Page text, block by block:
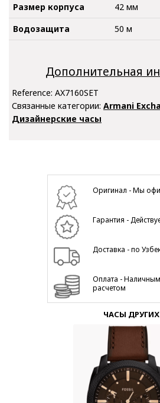
Размер корпуса
42 мм
Водозащита
50 м
Дополнительная
Reference: AX7160SET
Связанные категории: Armani
Дизайнерские часы
Оригинал - Мы
Гарантия -
Доставка - по
Оплата -
расчетом
ЧАСЫ